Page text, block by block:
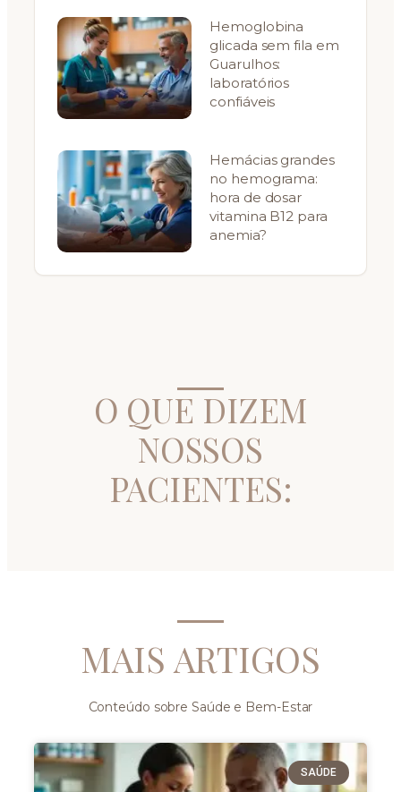
Hemoglobina
glicada sem fila em
Guarulhos:
laboratórios
confiáveis
Hemácias grandes
no hemograma:
hora de dosar
vitamina B12 para
anemia?
O QUE DIZEM
NOSSOS
PACIENTES:
MAIS ARTIGOS
Conteúdo sobre Saúde e Bem-Estar
SAÚDE